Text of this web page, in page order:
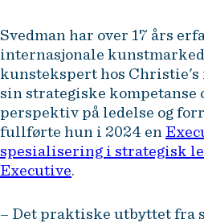
Svedman har over 17 års
internasjonale
kunstekspert hos Christie's
sin strategiske kompetanse
perspektiv på ledelse og
fullførte hun i 2024 en
spesialisering i strategisk
Executive.
– Det praktiske utbyttet fra